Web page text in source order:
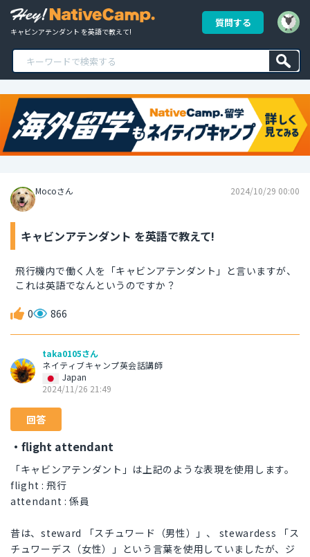
キャビンアテンダント を英語で教えて!
質問する
Mocoさん 2024/10/29 00:00
キャビンアテンダント を英語で教えて!
飛行機内で働く人を「キャビンアテンダント」と言いますが、
これは英語でなんというのですか？
0 866
taka0105さん
ネイティブキャンプ英会話講師
Japan
2024/11/26 21:49
回答
・flight attendant
「キャビンアテンダント」は上記のような表現を使用します。
flight : 飛行
attendant : 係員
昔は、steward 「スチュワード（男性）」、 stewardess 「ス
チュワーデス（女性）」という言葉を使用していましたが、ジ